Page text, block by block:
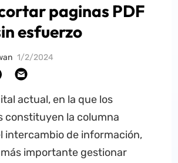
paginas PDF
esfuerzo
1/2/2024
actual, en la que los
constituyen la columna
intercambio de información,
importante gestionar